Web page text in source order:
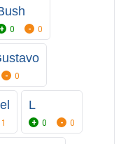
0 0
0
1
L
0 0